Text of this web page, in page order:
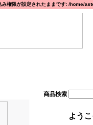
権限が設定されたままです: /
商品検索
よう